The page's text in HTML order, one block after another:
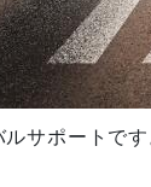
サポートです